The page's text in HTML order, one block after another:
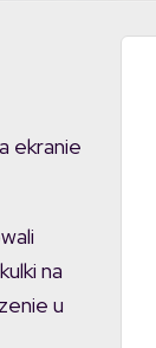
ekranie
na
u